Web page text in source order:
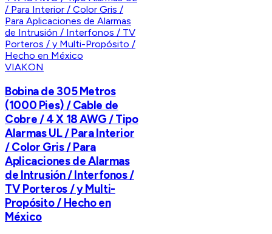
VIAKON
Bobina de 305 Metros
(1000 Pies) / Cable de
Cobre / 4 X 18 AWG / Tipo
Alarmas UL / Para Interior
/ Color Gris / Para
Aplicaciones de Alarmas
de Intrusión / Interfonos /
TV Porteros / y Multi-
Propósito / Hecho en
México